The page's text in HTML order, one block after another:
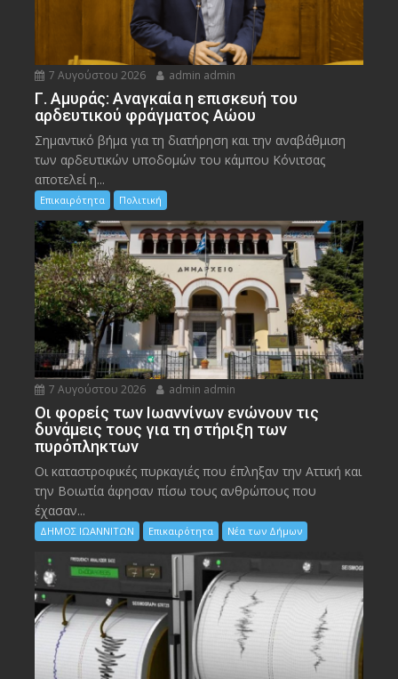
7 Αυγούστου 2026 admin admin
Γ. Αμυράς: Αναγκαία η επισκευή του
αρδευτικού φράγματος Αώου
Σημαντικό βήμα για τη διατήρηση και την αναβάθμιση
των αρδευτικών υποδομών του κάμπου Κόνιτσας
αποτελεί η...
Επικαιρότητα Πολιτική
7 Αυγούστου 2026 admin admin
Οι φορείς των Ιωαννίνων ενώνουν τις
δυνάμεις τους για τη στήριξη των
πυρόπληκτων
Οι καταστροφικές πυρκαγιές που έπληξαν την Αττική και
την Bοιωτία άφησαν πίσω τους ανθρώπους που
έχασαν...
ΔΗΜΟΣ ΙΩΑΝΝΙΤΩΝ Επικαιρότητα Νέα των Δήμων